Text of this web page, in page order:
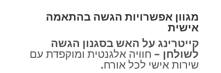
מגוון אפשרויות הגשה בהתאמה
אישית
קייטרינג על האש בסגנון הגשה
לשולחן – חוויה אלגנטית ומוקפדת עם
שירות אישי לכל אורח.